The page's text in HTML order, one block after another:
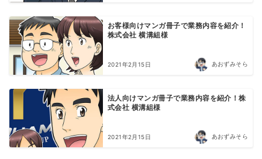
お客様向けマンガ冊子で業務内容を紹介！
株式会社 横溝組様
2021年2月15日 あおずみそら
法人向けマンガ冊子で業務内容を紹介！株
式会社 横溝組様
2021年2月15日 あおずみそら